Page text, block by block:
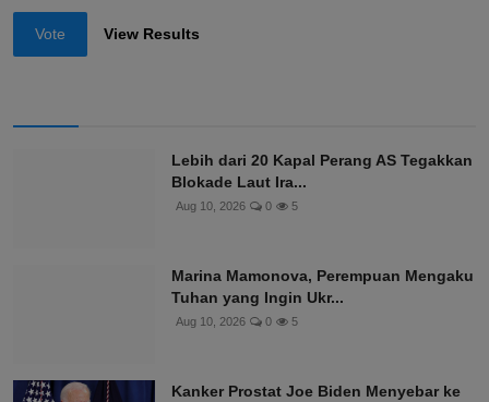
Vote View Results
Lebih dari 20 Kapal Perang AS Tegakkan
Blokade Laut Ira...
Aug 10, 2026 0 5
Marina Mamonova, Perempuan Mengaku
Tuhan yang Ingin Ukr...
Aug 10, 2026 0 5
Kanker Prostat Joe Biden Menyebar ke